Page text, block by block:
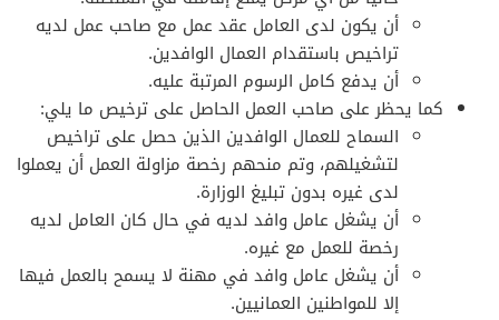
أن يكون لدى العامل عقد عمل مع صاحب عمل لديه
تراخيص باستقدام العمال الوافدين.
أن يدفع كامل الرسوم المرتبة عليه.
كما يحظر على صاحب العمل الحاصل على ترخيص ما يلي:
السماح للعمال الوافدين الذين حصل على تراخيص
لتشغيلهم، وتم منحهم رخصة مزاولة العمل أن يعملوا
لدى غيره بدون تبليغ الوزارة.
أن يشغل عامل وافد لديه في حال كان العامل لديه
رخصة للعمل مع غيره.
أن يشغل عامل وافد في مهنة لا يسمح بالعمل فيها
إلا للمواطنين العمانيين.